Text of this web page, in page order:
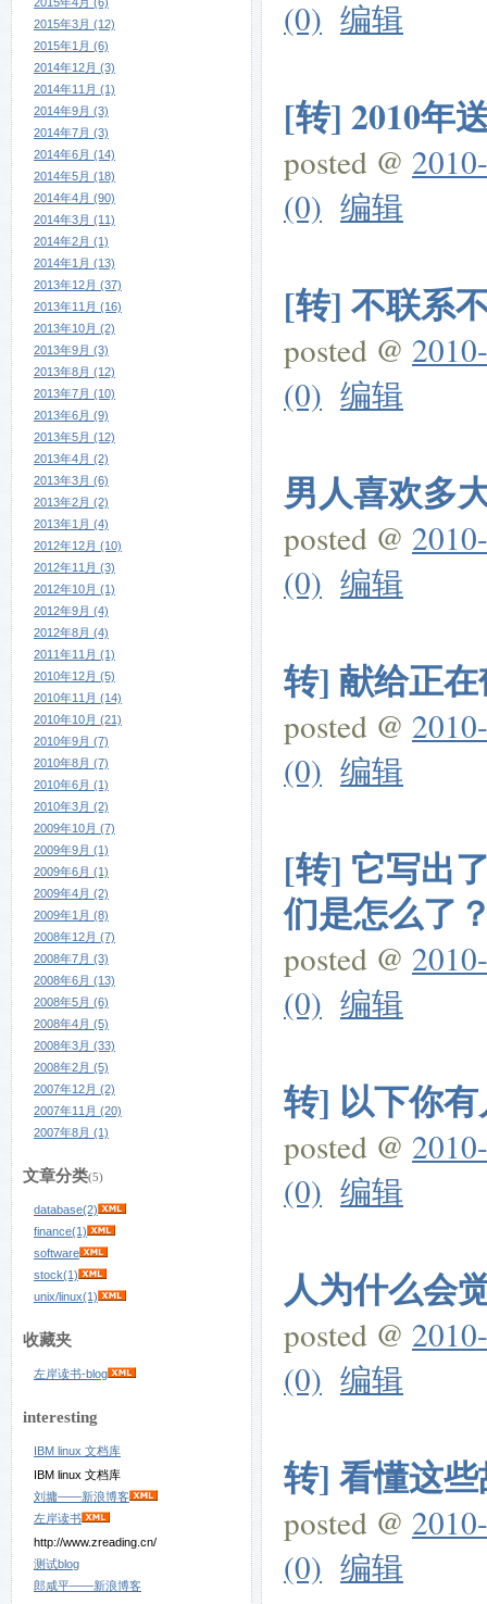
2015年3月 (12)
2015年1月 (6)
2014年12月 (3)
2014年11月 (1)
2014年9月 (3)
2014年7月 (3)
2014年6月 (14)
2014年5月 (18)
2014年4月 (90)
2014年3月 (11)
2014年2月 (1)
2014年1月 (13)
2013年12月 (37)
2013年11月 (16)
2013年10月 (2)
2013年9月 (3)
2013年8月 (12)
2013年7月 (10)
2013年6月 (9)
2013年5月 (12)
2013年4月 (2)
2013年3月 (6)
2013年2月 (2)
2013年1月 (4)
2012年12月 (10)
2012年11月 (3)
2012年10月 (1)
2012年9月 (4)
2012年8月 (4)
2011年11月 (1)
2010年12月 (5)
2010年11月 (14)
2010年10月 (21)
2010年9月 (7)
2010年8月 (7)
2010年6月 (1)
2010年3月 (2)
2009年10月 (7)
2009年9月 (1)
2009年6月 (1)
2009年4月 (2)
2009年1月 (8)
2008年12月 (7)
2008年7月 (3)
2008年6月 (13)
2008年5月 (6)
2008年4月 (5)
2008年3月 (33)
2008年2月 (5)
2007年12月 (2)
2007年11月 (20)
2007年8月 (1)
文章分类(5)
database(2)
finance(1)
software
stock(1)
unix/linux(1)
收藏夹
左岸读书-blog
interesting
IBM linux 文档库
IBM linux 文档库
刘墉——新浪博客
左岸读书
http://www.zreading.cn/
测试blog
郎咸平——新浪博客
(0) 编辑
[转] 2010年
posted @
(0) 编辑
[转] 不联系
posted @
(0) 编辑
男人喜欢多
posted @
(0) 编辑
转] 献给正
posted @
(0) 编辑
[转] 它写出
们是怎么了
posted @
(0) 编辑
转] 以下你
posted @
(0) 编辑
人为什么会
posted @
(0) 编辑
转] 看懂这
posted @
(0) 编辑